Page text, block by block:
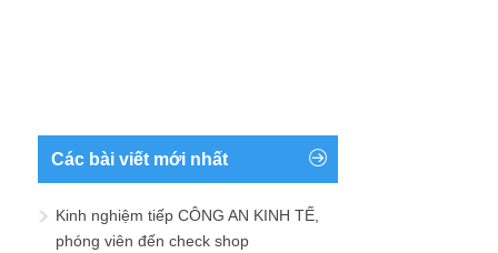
Các bài viết mới nhất
Kinh nghiệm tiếp CÔNG AN KINH TẾ,
phóng viên đến check shop